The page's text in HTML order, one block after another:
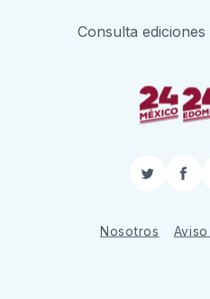
Consulta
Twitter
Nosotros